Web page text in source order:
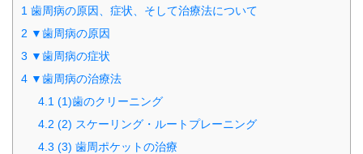
1 歯周病の原因、症状、そして治療法について
2 ▼歯周病の原因
3 ▼歯周病の症状
4 ▼歯周病の治療法
4.1 (1)歯のクリーニング
4.2 (2) スケーリング・ルートプレーニング
4.3 (3) 歯周ポケットの治療